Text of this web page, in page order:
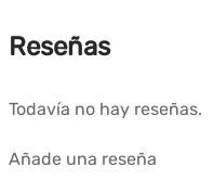
Reseñas
Todavía no hay reseñas.
Añade una reseña